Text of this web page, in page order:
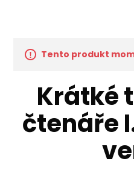
Tento produkt
Krátké
čtenáře